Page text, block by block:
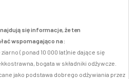
się informacje, że ten
wspomagająco na:
( ponad 10 000 lat)nie dające się
bogata w składniki odżywcze.
jako podstawa dobrego odżywiania przez